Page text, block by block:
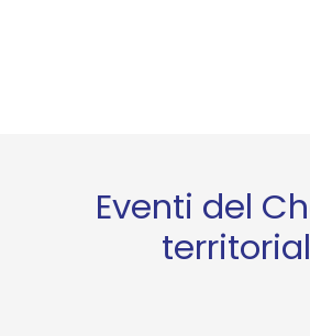
Eventi del